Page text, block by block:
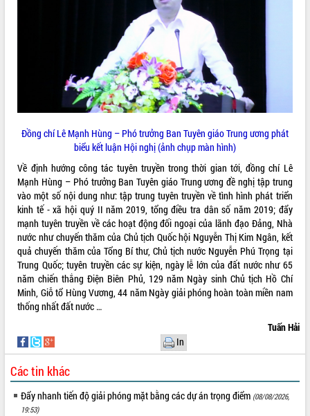
UBND tỉnh Đắk Lắk triển khai nhiệm
Kỳ họp thứ Hai, Hội đồng nhân dân
tỉnh khóa XI quyết nghị nhiều nội dung
Bí thư Tỉnh ủy Lương Nguyễn Minh
cách mạng
Rà soát, hoàn thiện hệ thống thiết chế
văn hóa, thể thao đáp ứng yêu cầu
phát triển mới
Thường trực HĐND tỉnh Đắk Lắk gặp
mặt Đoàn chuyên gia y tế TP. Hồ Chí
Minh
Lễ truy điệu và an táng hài cốt liệt sĩ
tại Nghĩa trang Liệt sĩ xã Sơn Hòa
Bàn giải pháp tháo gỡ khó khăn trong
xuất khẩu sầu riêng và triển khai quy
định EUDR
Thứ trưởng Bộ Nông nghiệp và Môi
vùng trồng và doanh nghiệp đóng gói
sầu riêng tại Đắk Lắk
Trình diễn nghệ thuật chế biến các
món ăn từ sầu riêng
Đắk Lắk công bố Quy hoạch và xúc
LIÊN KẾT WEB
THỐNG KÊ TRUY CẬP
Hôm nay: 17373
Tất cả: 66130487
Đồng chí Lê Mạnh Hùng – Phó trưởng Ban Tuyên giáo Trung ương phát
biểu kết luận Hội nghị (ảnh chụp màn hình)
Về định hướng công tác tuyên truyền trong thời gian tới, đồng chí Lê
Mạnh Hùng – Phó trưởng Ban Tuyên giáo Trung ương đề nghị tập trung
vào một số nội dung như: tập trung tuyên truyền về tình hình phát triển
kinh tế - xã hội quý II năm 2019, tổng điều tra dân số năm 2019; đẩy
mạnh tuyên truyền về các hoạt động đối ngoại của lãnh đạo Đảng, Nhà
nước như chuyến thăm của Chủ tịch Quốc hội Nguyễn Thị Kim Ngân, kết
quả chuyến thăm của Tổng Bí thư, Chủ tịch nước Nguyễn Phú Trọng tại
Trung Quốc; tuyên truyền các sự kiện, ngày lễ lớn của đất nước như 65
năm chiến thắng Điện Biên Phủ, 129 năm Ngày sinh Chủ tịch Hồ Chí
Minh, Giỗ tổ Hùng Vương, 44 năm Ngày giải phóng hoàn toàn miền nam
thống nhất đất nước …
Tuấn Hải
In
Các tin khác
Đẩy nhanh tiến độ giải phóng mặt bằng các dự án trọng điểm (08/08/2026,
19:53)